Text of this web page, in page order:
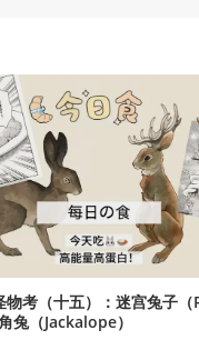
物考（十五）：迷宫兔子
兔（Jackalope）